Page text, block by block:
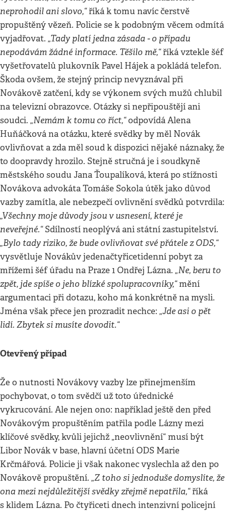
neprohodil ani slovo,“říká k tomu navíc čerstvě
propuštěný vězeň. Policie se k podobným věcem odmítá
vyjadřovat. „Tady platí jedna zásada - o případu
nepodávám žádné informace. Těšilo mě,“říká vztekle šéf
vyšetřovatelů plukovník Pavel Hájek a pokládá telefon.
Škoda ovšem, že stejný princip nevyznával při
Novákově zatčení, kdy se výkonem svých mužů chlubil
na televizní obrazovce. Otázky si nepřipouštějí ani
soudci. „Nemám k tomu co říct,“odpovídá Alena
Huňáčková na otázku, které svědky by měl Novák
ovlivňovat a zda měl soud k dispozici nějaké náznaky, že
to doopravdy hrozilo. Stejně stručná je i soudkyně
městského soudu Jana Ťoupalíková, která po stížnosti
Novákova advokáta Tomáše Sokola útěk jako důvod
vazby zamítla, ale nebezpečí ovlivnění svědků potvrdila:
„Všechny moje důvody jsou v usnesení, které je
neveřejné.“Sdílností neoplývá ani státní zastupitelství.
„Bylo tady riziko, že bude ovlivňovat své přátele z ODS,“
vysvětluje Novákův jedenačtyřicetidenní pobyt za
mřížemi šéf úřadu na Praze 1 Ondřej Lázna. „Ne, beru to
zpět, jde spíše o jeho blízké spolupracovníky,“mění
argumentaci při dotazu, koho má konkrétně na mysli.
Jména však přece jen prozradit nechce: „Jde asi o pět
lidí. Zbytek si musíte dovodit.“
Otevřený případ
Že o nutnosti Novákovy vazby lze přinejmenším
pochybovat, o tom svědčí už toto úřednické
vykrucování. Ale nejen ono: například ještě den před
Novákovým propuštěním patřila podle Lázny mezi
klíčové svědky, kvůli jejichž „neovlivnění“ musí být
Libor Novák v base, hlavní účetní ODS Marie
Krčmářová. Policie ji však nakonec vyslechla až den po
Novákově propuštění. „Z toho si jednoduše domyslíte, že
ona mezi nejdůležitější svědky zřejmě nepatřila,“říká
s klidem Lázna. Po čtyřiceti dnech intenzivní policejní